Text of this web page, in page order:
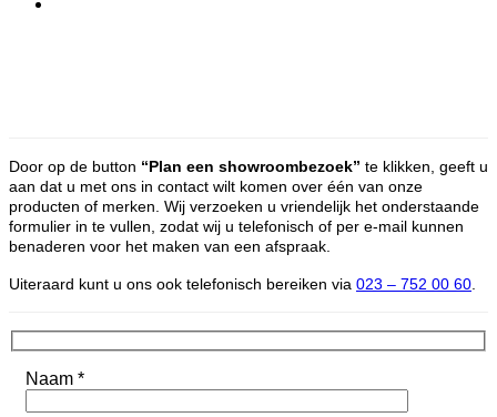
Door op de button “Plan een showroombezoek” te klikken, geeft u
aan dat u met ons in contact wilt komen over één van onze
producten of merken. Wij verzoeken u vriendelijk het onderstaande
formulier in te vullen, zodat wij u telefonisch of per e-mail kunnen
benaderen voor het maken van een afspraak.
Uiteraard kunt u ons ook telefonisch bereiken via 023 – 752 00 60
Naam *